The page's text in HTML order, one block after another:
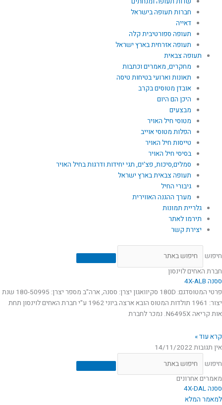
חברות תעופה בישראל
דאייה
תעופה ספורטיבית קלה
תעופה אזרחית בארץ ישראל
תעופה צבאית
מחקרים, מאמרים וכתבות
תאונות וארועי בטיחות טיסה
אובדן מטוסים בקרב
היכן הם היום
מבצעים
מטוסי חיל האויר
הפלות מטוסי אוייב
טייסות חיל האויר
בסיסי חיל האויר
סמלים,סיכות, פצ'ים, תגי יחידות ודרגות בחיל האויר
תעופה צבאית בארץ ישראל
גיבורי החיל
מערך ההגנה האווירית
גלריית תמונות
תירמו לאתר
יצירת קשר
חיפוש
חברת האחים לוינסון
ססנה 4X-ALB
פרטי המטוסדגם: 180D סקיוואגון יצרן: ססנה, ארה"ב מספר יצרן: 180-50995 שנת
יצור: 1961 תולדות המטוס הובא ארצה ביוני 1962 ע"י חברת האחים לוינסון תחת
אות קריאה N6495X. נמכר לחברת
קרא עוד »
אין תגובות14/11/2022
חיפוש
מאמרים אחרונים
ססנה 4X-DAL
למאמר המלא